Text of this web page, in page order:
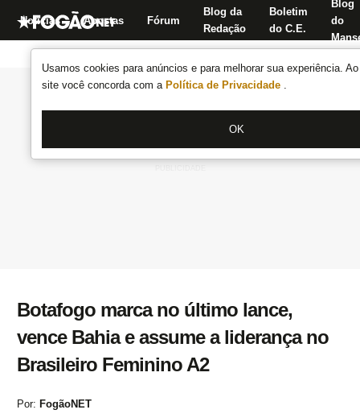
Usamos cookies para anúncios e para melhorar sua experiência.
site você concorda com a Política de Privacidade .
OK
Notícias Apostas Fórum
Blog da
Redação
Boletim
do C.E.
Blog
do
Botafogo marca no último lance,
vence Bahia e assume a liderança no
Brasileiro Feminino A2
Por: FogãoNET